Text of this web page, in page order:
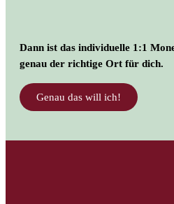
Dann ist das individuelle 1:1
genau der richtige Ort für dich.
Genau das will ich!